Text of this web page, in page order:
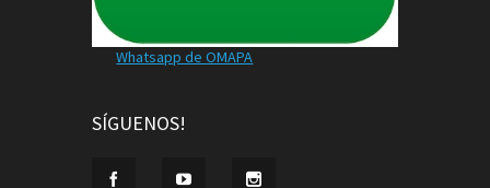
Whatsapp de OMAPA
SÍGUENOS!